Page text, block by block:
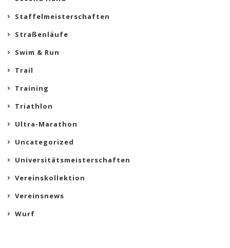
Staffelmeisterschaften
Straßenläufe
Swim & Run
Trail
Training
Triathlon
Ultra-Marathon
Uncategorized
Universitätsmeisterschaften
Vereinskollektion
Vereinsnews
Wurf